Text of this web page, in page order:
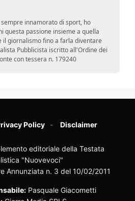
sempre innamorato di sport, ho
questa passione insieme a quella
il giornalismo fino a farla diventare
Pubblicista iscritto all'Ordine dei
con tessera n. 179240
Policy Disclaimer
editoriale della Testata
"Nuovevoci"
Annunziata n. 3 del 10/02/2011
Pasquale Giacometti